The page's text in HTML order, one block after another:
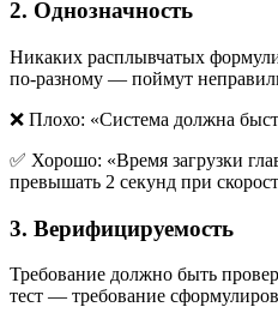
2. Однозначность
Никаких расплывчатых
по-разному — поймут
❌ Плохо: «Система должна
✅ Хорошо: «Время загрузки
превышать 2 секунд при
3. Верифицируемость
Требование должно быть
тест — требование